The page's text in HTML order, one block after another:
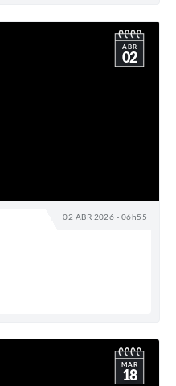
02 ABR 2026 - 06h55
ABR
02
MAR
18